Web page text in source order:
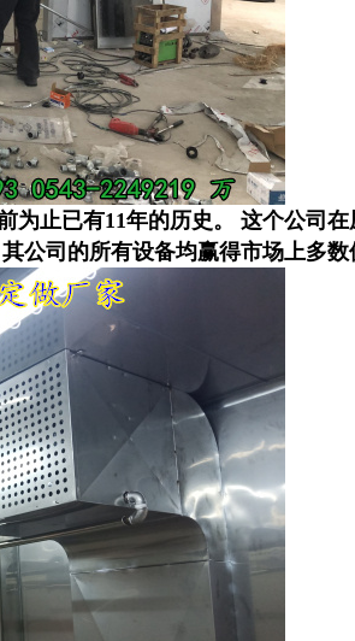
为止已有11年的历史。 这个公司
公司的所有设备均赢得市场上多